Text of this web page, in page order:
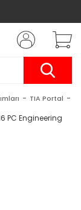
TIA Portal